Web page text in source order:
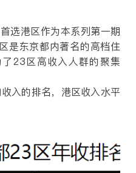
选港区作为本系列第一期
是东京都内著名的高档住
23区高收入人群的聚集
入的排名，港区收入水平